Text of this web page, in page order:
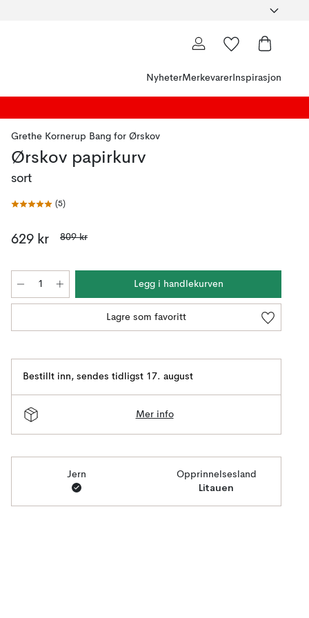
NyheterMerkevarer Inspirasjon
Grethe Kornerup Bang for Ørskov
Ørskov papirkurv
sort
(5)
629 kr 809 kr
Legg i handlekurven
Lagre som favoritt
Bestillt inn, sendes tidligst 17. august
Mer info
Jern Opprinnelsesland
Litauen